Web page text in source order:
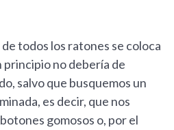
todos los ratones se coloca
principio no debería de
salvo que busquemos un
es decir, que nos
gomosos o, por el